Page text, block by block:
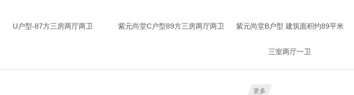
U户型-87方三房两厅两卫 紫元尚堂C户型89方三房两厅两卫 紫元尚堂B户型 建筑面积约89平米
三室两厅一卫
更多